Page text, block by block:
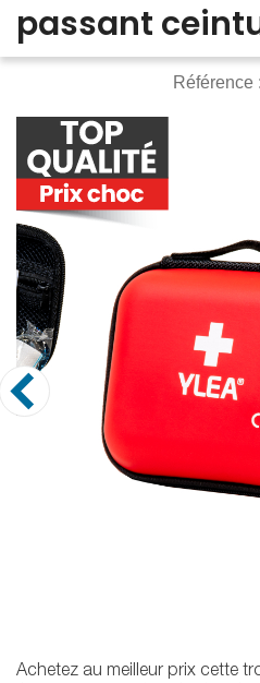
passant
Référence :
Achetez au meilleur prix cette